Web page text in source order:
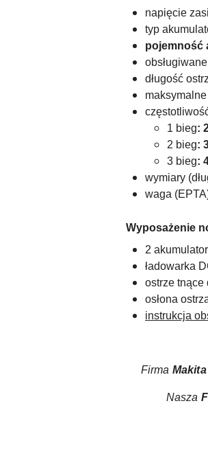
napięcie
typ
pojemność
długość
1 bieg:
2 bieg:
3 bieg:
wymiary
waga
Wyposażenie
2
ładowarka
ostrze tnące
osłona
instrukcja
Firma
Nasza